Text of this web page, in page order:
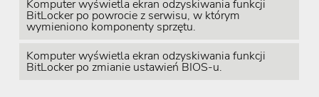
Komputer wyświetla ekran odzyskiwania funkcji
BitLocker po powrocie z serwisu, w którym
wymieniono komponenty sprzętu.
Komputer wyświetla ekran odzyskiwania funkcji
BitLocker po zmianie ustawień BIOS-u.